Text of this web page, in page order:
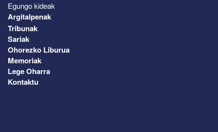
Egungo kideak
Argitalpenak
Tribunak
Sariak
Ohorezko Liburua
Memoriak
Lege Oharra
Kontaktu